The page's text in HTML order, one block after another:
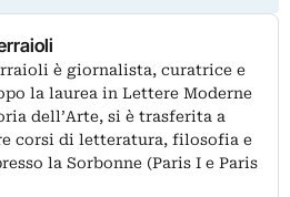
è giornalista, curatrice e
la laurea in Lettere Moderne
dell’Arte, si è trasferita a
corsi di letteratura, filosofia e
la Sorbonne (Paris I e Paris